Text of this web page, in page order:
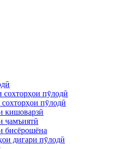
сохторҳои пӯлодӣ
пӯлодӣ
кишоварзӣ
ҷамъиятӣ
бисёрошёна
дигари пӯлодӣ